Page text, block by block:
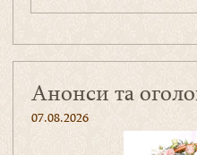
Анонси та
07.08.2026